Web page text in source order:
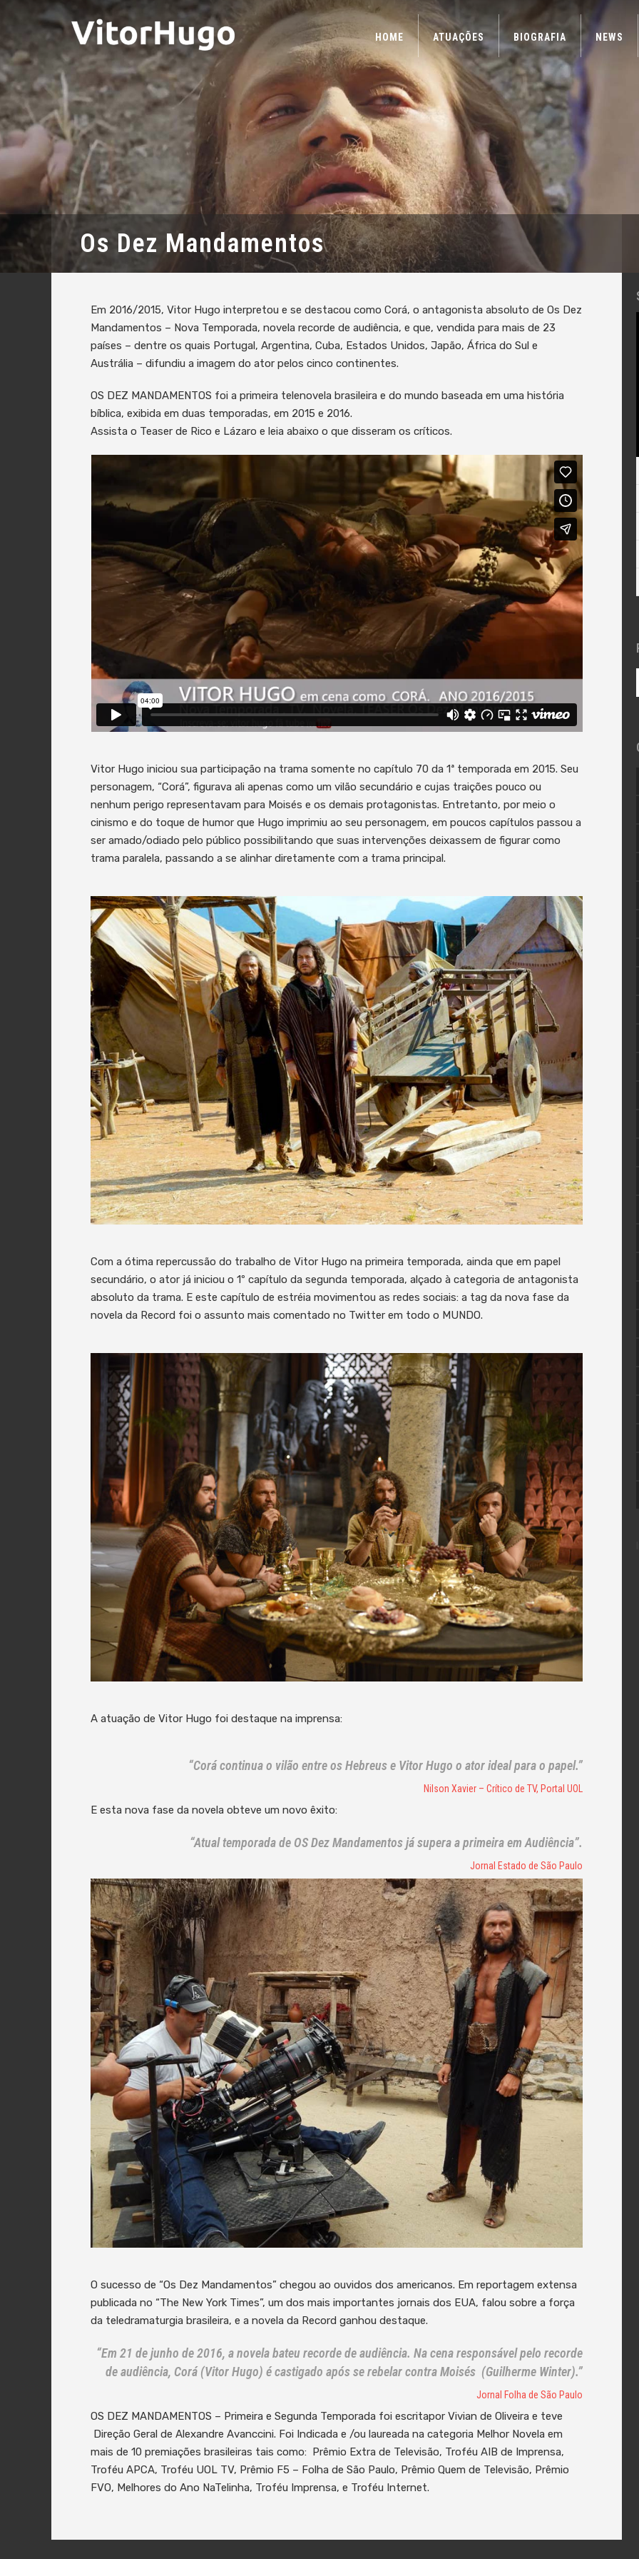
HOME ATUAÇÕES BIOGRAFIA NEWS
Os Dez Mandamentos
Em 2016/2015, Vitor Hugo interpretou e se destacou como Corá, o antagonista absoluto de Os Dez
Mandamentos – Nova Temporada, novela recorde de audiência, e que, vendida para mais de 23
países – dentre os quais Portugal, Argentina, Cuba, Estados Unidos, Japão, África do Sul e
Austrália – difundiu a imagem do ator pelos cinco continentes.
OS DEZ MANDAMENTOS foi a primeira telenovela brasileira e do mundo baseada em uma história
bíblica, exibida em duas temporadas, em 2015 e 2016.
Assista o Teaser de Rico e Lázaro e leia abaixo o que disseram os críticos.
Vitor Hugo iniciou sua participação na trama somente no capítulo 70 da 1ª temporada em 2015. Seu
personagem, “Corá”, figurava ali apenas como um vilão secundário e cujas traições pouco ou
nenhum perigo representavam para Moisés e os demais protagonistas. Entretanto, por meio o
cinismo e do toque de humor que Hugo imprimiu ao seu personagem, em poucos capítulos passou a
ser amado/odiado pelo público possibilitando que suas intervenções deixassem de figurar como
trama paralela, passando a se alinhar diretamente com a trama principal.
Com a ótima repercussão do trabalho de Vitor Hugo na primeira temporada, ainda que em papel
secundário, o ator já iniciou o 1º capítulo da segunda temporada, alçado à categoria de antagonista
absoluto da trama. E este capítulo de estréia movimentou as redes sociais: a tag da nova fase da
novela da Record foi o assunto mais comentado no Twitter em todo o MUNDO.
A atuação de Vitor Hugo foi destaque na imprensa:
“Corá continua o vilão entre os Hebreus e Vitor Hugo o ator ideal para o papel.”
Nilson Xavier – Crítico de TV, Portal UOL
E esta nova fase da novela obteve um novo êxito:
“Atual temporada de OS Dez Mandamentos já supera a primeira em Audiência”.
Jornal Estado de São Paulo
O sucesso de “Os Dez Mandamentos” chegou ao ouvidos dos americanos. Em reportagem extensa
publicada no “The New York Times”, um dos mais importantes jornais dos EUA, falou sobre a força
da teledramaturgia brasileira, e a novela da Record ganhou destaque.
“Em 21 de junho de 2016, a novela bateu recorde de audiência. Na cena responsável pelo recorde
de audiência, Corá (Vitor Hugo) é castigado após se rebelar contra Moisés (Guilherme Winter).”
Jornal Folha de São Paulo
OS DEZ MANDAMENTOS – Primeira e Segunda Temporada foi escritapor Vivian de Oliveira e teve
Direção Geral de Alexandre Avanccini. Foi Indicada e /ou laureada na categoria Melhor Novela em
mais de 10 premiações brasileiras tais como: Prêmio Extra de Televisão, Troféu AIB de Imprensa,
Troféu APCA, Troféu UOL TV, Prêmio F5 – Folha de São Paulo, Prêmio Quem de Televisão, Prêmio
FVO, Melhores do Ano NaTelinha, Troféu Imprensa, e Troféu Internet.